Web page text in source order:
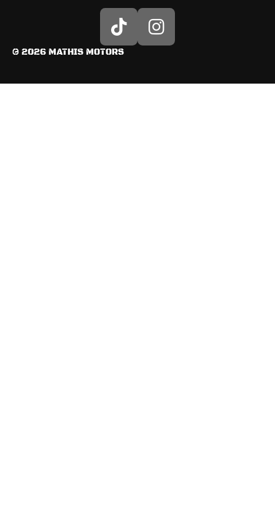
T
i
T
I
t
© 2026 MATHIS MOTORS